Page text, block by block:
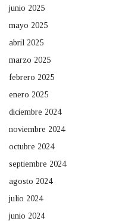
junio 2025
mayo 2025
abril 2025
marzo 2025
febrero 2025
enero 2025
diciembre 2024
noviembre 2024
octubre 2024
septiembre 2024
agosto 2024
julio 2024
junio 2024